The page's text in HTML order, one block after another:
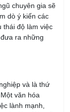
chuyên gia sẽ
dò ý kiến các
thái độ làm việc
ra những
và là thứ
văn hóa
lành mạnh,